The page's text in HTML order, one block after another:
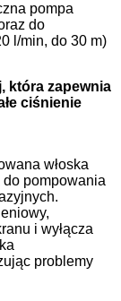
pompa
do
l/min, do 30 m)
która zapewnia
ciśnienie
włoska
pompowania
i wyłącza
problemy